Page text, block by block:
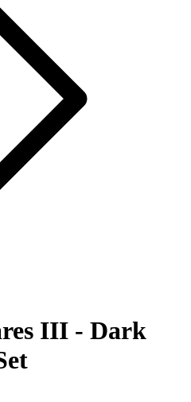
III - Dark